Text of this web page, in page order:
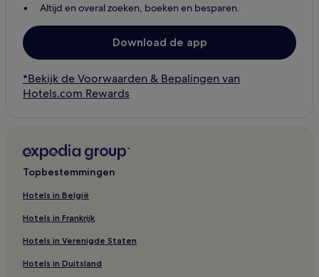
Altijd en overal zoeken, boeken en besparen.
Download de app
*Bekijk de Voorwaarden & Bepalingen van
Hotels.com Rewards
Topbestemmingen
Hotels in België
Hotels in Frankrijk
Hotels in Verenigde Staten
Hotels in Duitsland